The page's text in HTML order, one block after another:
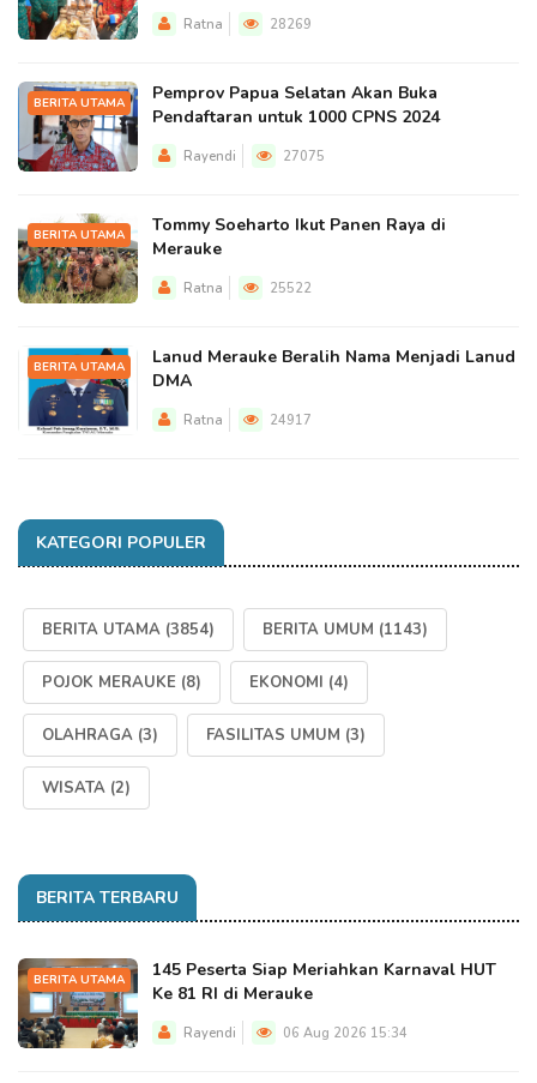
Ratna 28269
BERITA UTAMA
Pemprov Papua Selatan Akan Buka
Pendaftaran untuk 1000 CPNS 2024
Rayendi 27075
BERITA UTAMA
Tommy Soeharto Ikut Panen Raya di
Merauke
Ratna 25522
BERITA UTAMA
Lanud Merauke Beralih Nama Menjadi Lanud
DMA
Ratna 24917
KATEGORI POPULER
BERITA UTAMA (3854) BERITA UMUM (1143)
POJOK MERAUKE (8) EKONOMI (4)
OLAHRAGA (3) FASILITAS UMUM (3)
WISATA (2)
BERITA TERBARU
BERITA UTAMA
145 Peserta Siap Meriahkan Karnaval HUT
Ke 81 RI di Merauke
Rayendi 06 Aug 2026 15:34